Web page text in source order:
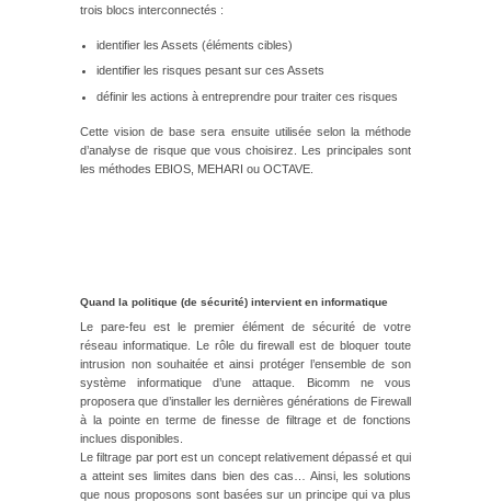
trois blocs interconnectés :
identifier les Assets (éléments cibles)
identifier les risques pesant sur ces Assets
définir les actions à entreprendre pour traiter ces risques
Cette vision de base sera ensuite utilisée selon la méthode
d’analyse de risque que vous choisirez. Les principales sont
les méthodes EBIOS, MEHARI ou OCTAVE.
Quand la politique (de sécurité) intervient en informatique
Le pare-feu est le premier élément de sécurité de votre
réseau informatique. Le rôle du firewall est de bloquer toute
intrusion non souhaitée et ainsi protéger l’ensemble de son
système informatique d’une attaque. Bicomm ne vous
proposera que d’installer les dernières générations de Firewall
à la pointe en terme de finesse de filtrage et de fonctions
inclues disponibles.
Le filtrage par port est un concept relativement dépassé et qui
a atteint ses limites dans bien des cas… Ainsi, les solutions
que nous proposons sont basées sur un principe qui va plus